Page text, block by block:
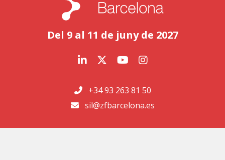
Del 9 al 11 de juny de 2027
+34 93 263 81 50
sil@zfbarcelona.es